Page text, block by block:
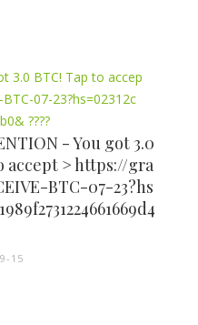
- You got 3.0
accept > https://gra
BTC-07-23?hs
15